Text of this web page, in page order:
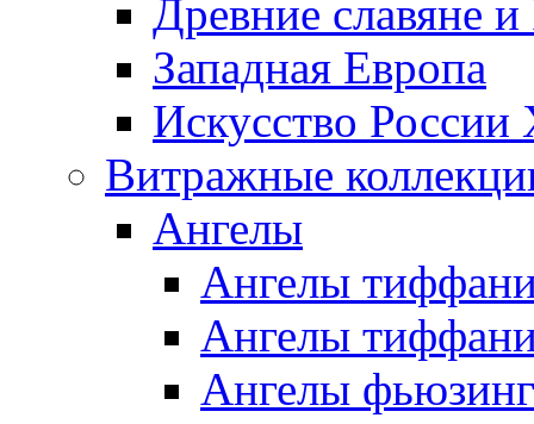
Древние славяне и
Западная Европа
Искусство
Витражные
Ангелы
Ангелы
Ангелы
Ангелы фьюзинг